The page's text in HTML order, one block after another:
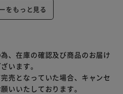
をもっと見る
、在庫の確認及び商品のお届け
います。
売となっていた場合、キャンセ
いいたしております。